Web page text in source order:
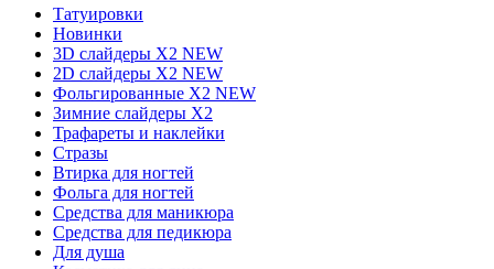
Татуировки
Новинки
3D слайдеры X2 NEW
2D слайдеры X2 NEW
Фольгированные X2 NEW
Зимние слайдеры Х2
Трафареты и наклейки
Стразы
Втирка для ногтей
Фольга для ногтей
Средства для маникюра
Средства для педикюра
Для душа